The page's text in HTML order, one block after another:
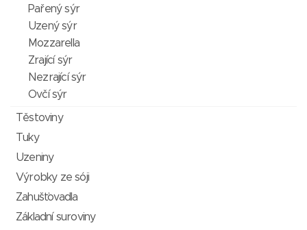
Pařený sýr
Uzený sýr
Mozzarella
Zrající sýr
Nezrající sýr
Ovčí sýr
Těstoviny
Tuky
Uzeniny
Výrobky ze sóji
Zahušťovadla
Základní suroviny